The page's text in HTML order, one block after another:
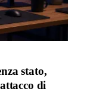
stato,
di